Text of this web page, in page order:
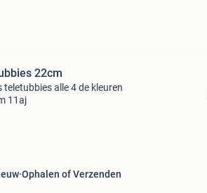
22cm
teletubbies alle 4 de kleuren
11aj
Ophalen of Verzenden